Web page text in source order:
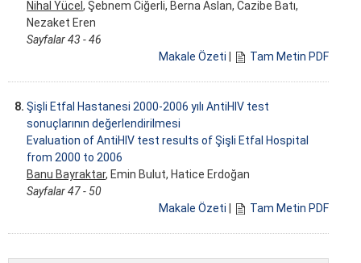
Nihal Yücel , Şebnem Ciğerli, Berna Aslan, Cazibe Batı,
Nezaket Eren
Sayfalar 43 - 46
Makale Özeti
Tam Metin PDF
8. Şişli Etfal Hastanesi 2000-2006 yılı AntiHIV test
sonuçlarının değerlendirilmesi
Evaluation of AntiHIV test results of Şişli Etfal Hospital
from 2000 to 2006
Banu Bayraktar, Emin Bulut, Hatice Erdoğan
Sayfalar 47 - 50
Makale Özeti
Tam Metin PDF